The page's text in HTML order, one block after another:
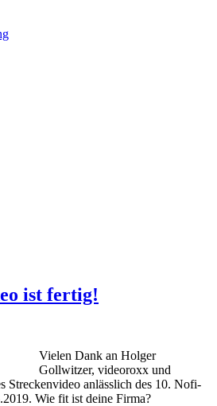
ist fertig!
Vielen Dank an Holger
Gollwitzer, videoroxx und
Streckenvideo anlässlich des 10. Nofi-
Wie fit ist deine Firma?